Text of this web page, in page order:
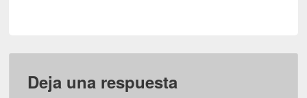
Deja una respuesta